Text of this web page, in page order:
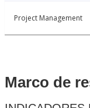
Project Management
Marco de